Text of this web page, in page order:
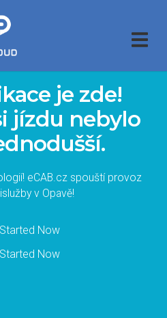
je zde!
jízdu nebylo
eCAB.cz spouští provoz
v Opavě!